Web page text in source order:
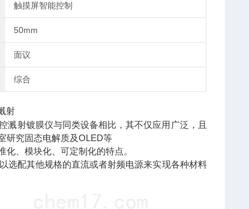
触摸屏智能控制
50mm
面议
综合
射
溅射镀膜仪与同类设备相比，其不仅应用广泛，且
研究固态电解质及OLED等
、模块化、可定制化的特点。
选配其他规格的直流或者射频电源来实现各种材料